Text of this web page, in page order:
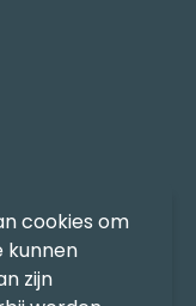
cookies om
kunnen
zijn